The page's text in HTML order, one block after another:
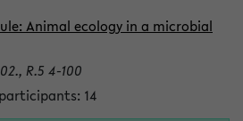
Animal ecology in a microbial
R.5 4-100
14